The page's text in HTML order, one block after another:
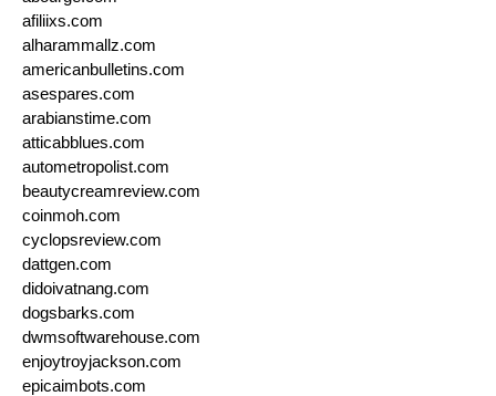
afiliixs.com
alharammallz.com
americanbulletins.com
asespares.com
arabianstime.com
atticabblues.com
autometropolist.com
beautycreamreview.com
coinmoh.com
cyclopsreview.com
dattgen.com
didoivatnang.com
dogsbarks.com
dwmsoftwarehouse.com
enjoytroyjackson.com
epicaimbots.com